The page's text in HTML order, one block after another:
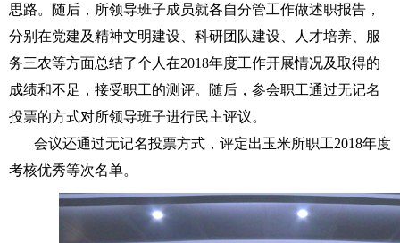
思路。随后，所领导班子成员就各自分管工作做述职报告，
分别在党建及精神文明建设、科研团队建设、人才培养、服
务三农等方面总结了个人在2018年度工作开展情况及取得的
成绩和不足，接受职工的测评。随后，参会职工通过无记名
投票的方式对所领导班子进行民主评议。
会议还通过无记名投票方式，评定出玉米所职工2018年度
考核优秀等次名单。